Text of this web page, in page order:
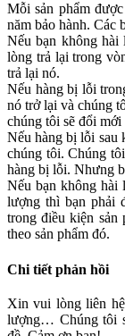
Mỗi sản phẩm
năm bảo hành. Các
Nếu bạn không hài
lòng trả lại trong
trả lại nó.
Nếu hàng bị lỗi
nó trở lại và chúng
chúng tôi sẽ đổi mới
Nếu hàng bị lỗi sau
chúng tôi. Chúng
hàng bị lỗi. Nhưng
Nếu bạn không hài
lượng thì bạn phải
trong điều kiện sản
theo sản phẩm đó.
Chi tiết phản hồi
Xin vui lòng liên
lượng… Chúng tôi